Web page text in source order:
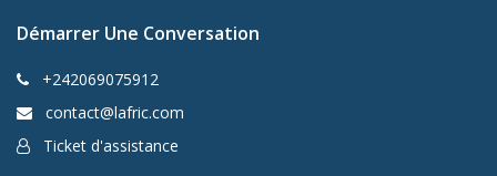
Démarrer Une Conversation
+242069075912
contact@lafric.com
Ticket d'assistance